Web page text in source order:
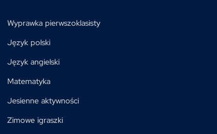
Wyprawka pierwszoklasisty
Język polski
Język angielski
Matematyka
Jesienne aktywności
Zimowe igraszki